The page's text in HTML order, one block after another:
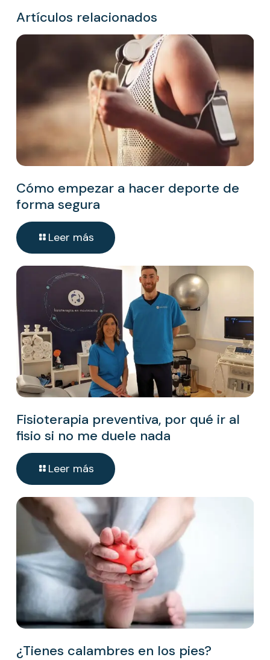
Artículos relacionados
Cómo empezar a hacer deporte de
forma segura
Leer más
Fisioterapia preventiva, por qué ir al
fisio si no me duele nada
Leer más
¿Tienes calambres en los pies?